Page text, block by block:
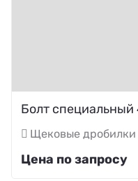
Болт специальный
Щековые
Цена по запросу